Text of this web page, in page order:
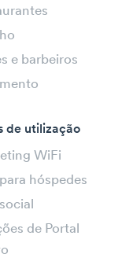
e barbeiros
de utilização
WiFi
hóspedes
de Portal